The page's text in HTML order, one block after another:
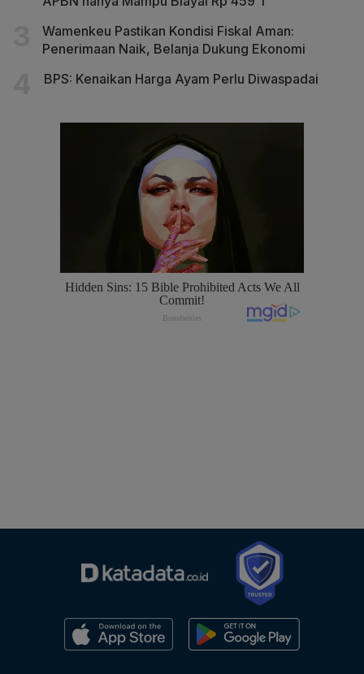
Wamenkeu Pastikan Kondisi Fiskal Aman:
Penerimaan Naik, Belanja Dukung Ekonomi
BPS: Kenaikan Harga Ayam Perlu Diwaspadai